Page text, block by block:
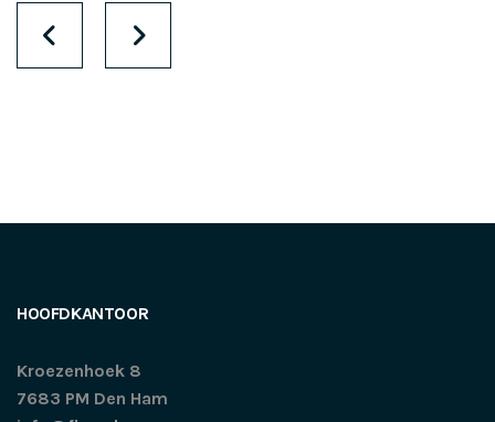
Diensten
navigation
HOOFDKANTOOR
Kroezenhoek 8
7683 PM Den Ham